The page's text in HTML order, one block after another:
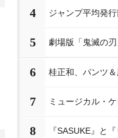
4 ジャンプ平均発
5 劇場版「鬼滅の
6 桂正和、パンツ
7 ミュージカル・
8